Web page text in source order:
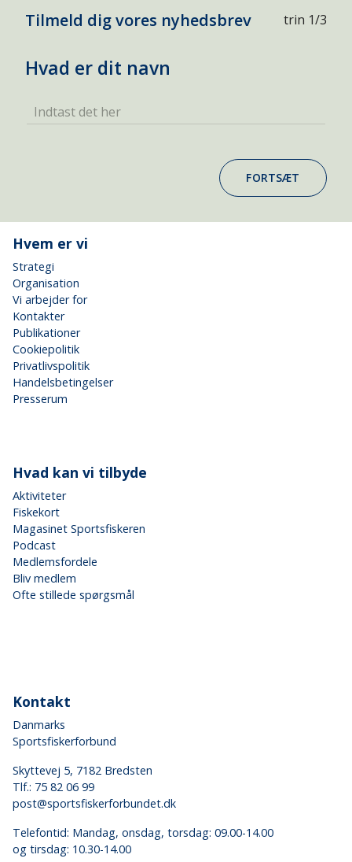
Tilmeld dig vores nyhedsbrev trin 1/3
Hvad er dit navn
Indtast det her
FORTSÆT
Hvem er vi
Strategi
Organisation
Vi arbejder for
Kontakter
Publikationer
Cookiepolitik
Privatlivspolitik
Handelsbetingelser
Presserum
Hvad kan vi tilbyde
Aktiviteter
Fiskekort
Magasinet Sportsfiskeren
Podcast
Medlemsfordele
Bliv medlem
Ofte stillede spørgsmål
Kontakt
Danmarks
Sportsfiskerforbund
Skyttevej 5, 7182 Bredsten
Tlf.: 75 82 06 99
post@sportsfiskerforbundet.dk
Telefontid: Mandag, onsdag, torsdag: 09.00-14.00
og tirsdag: 10.30-14.00